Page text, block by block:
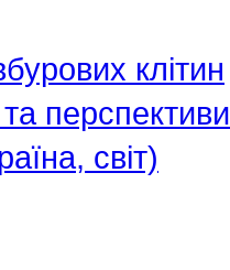
клітин
перспективи
світ)